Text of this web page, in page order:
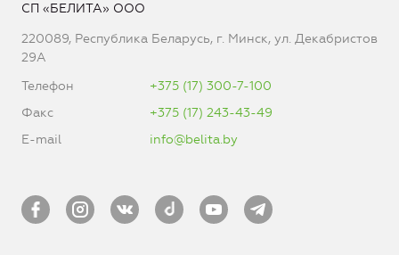
СП «БЕЛИТА» ООО
220089, Республика Беларусь, г. Минск, ул. Декабристов
29А
Телефон
+375 (17) 300-7-100
Факс
+375 (17) 243-43-49
E-mail
info@belita.by